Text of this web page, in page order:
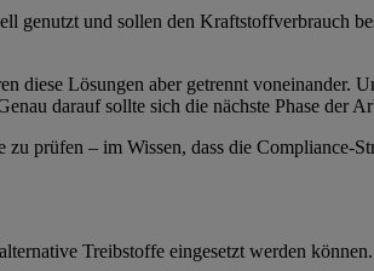
genutzt und sollen den Kraftstoffverbrauch
diese Lösungen aber getrennt voneinander.
darauf sollte sich die nächste Phase der
prüfen – im Wissen, dass die Compliance-
Treibstoffe eingesetzt werden